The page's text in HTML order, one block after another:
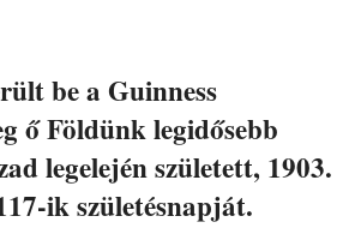
be a Guinness
ő Földünk legidősebb
legelején született, 1903.
ik születésnapját.